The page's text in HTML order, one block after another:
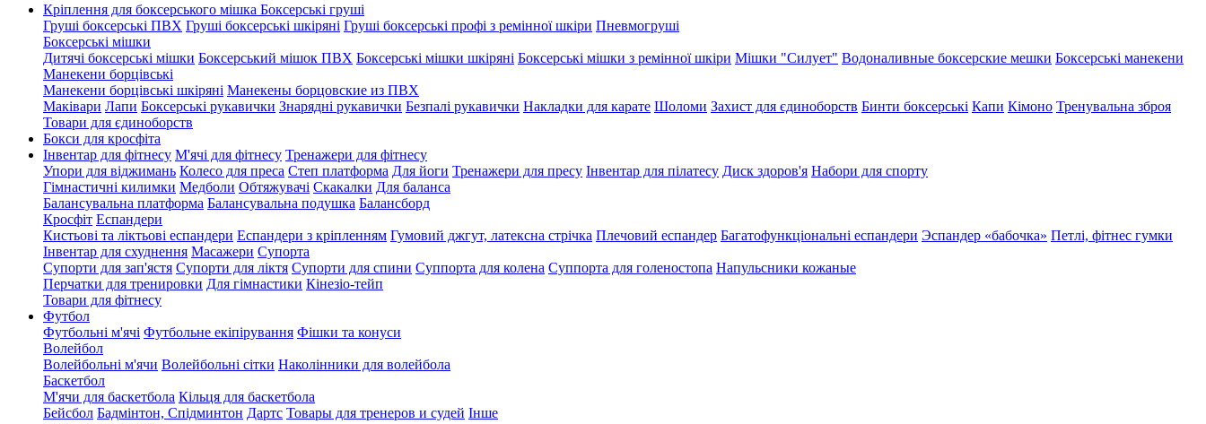
Кріплення для боксерського мішка Боксерські груші
Груші боксерські ПВХ Груші боксерські шкіряні Груші боксерські профі з ремінної шкіри Пневмогруші
Боксерські мішки
Дитячі боксерські мішки Боксерський мішок ПВХ Боксерські мішки шкіряні Боксерські мішки з ремінної шкіри Мішки "Силует" Водоналивные боксерские мешки Боксерські манекени
Манекени борцівські
Манекени борцівські шкіряні Манекены борцовские из ПВХ
Маківари Лапи Боксерські рукавички Знарядні рукавички Безпалі рукавички Накладки для карате Шоломи Захист для єдиноборств Бинти боксерські Капи Кімоно Тренувальна зброя
Товари для єдиноборств
Бокси для кросфіта
Інвентар для фітнесу М'ячі для фітнесу Тренажери для фітнесу
Упори для віджимань Колесо для преса Степ платформа Для йоги Тренажери для пресу Інвентар для пілатесу Диск здоров'я Набори для спорту
Гімнастичні килимки Медболи Обтяжувачі Скакалки Для баланса
Балансувальна платформа Балансувальна подушка Балансборд
Кросфіт Еспандери
Кистьові та ліктьові еспандери Еспандери з кріпленням Гумовий джгут, латексна стрічка Плечовий еспандер Багатофункціональні еспандери Эспандер «бабочка» Петлі, фітнес гумки
Інвентар для схуднення Масажери Супорта
Супорти для зап'ястя Супорти для ліктя Супорти для спини Суппорта для колена Суппорта для голеностопа Напульсники кожаные
Перчатки для тренировки Для гімнастики Кінезіо-тейп
Товари для фітнесу
Футбол
Футбольні м'ячі Футбольне екіпірування Фішки та конуси
Волейбол
Волейбольні м'ячи Волейбольні сітки Наколінники для волейбола
Баскетбол
М'ячи для баскетбола Кільця для баскетбола
Бейсбол Бадмінтон, Спідминтон Дартс Товары для тренеров и судей Інше